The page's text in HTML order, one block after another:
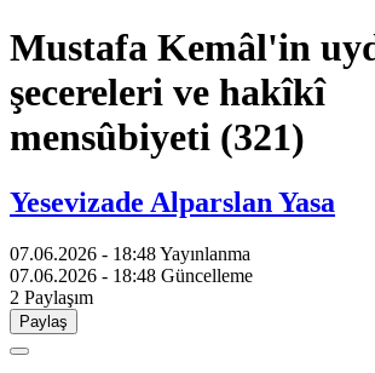
Mustafa Kemâl'in
şecereleri ve hakîkî
mensûbiyeti (321)
Yesevizade Alparslan Yasa
07.06.2026 - 18:48Yayınlanma
07.06.2026 - 18:48 Güncelleme
2 Paylaşım
Paylaş